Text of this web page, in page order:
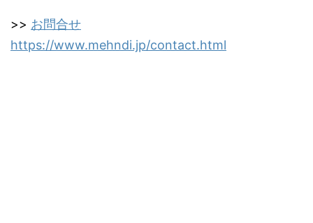
>> お問合せ
https://www.mehndi.jp/contact.html